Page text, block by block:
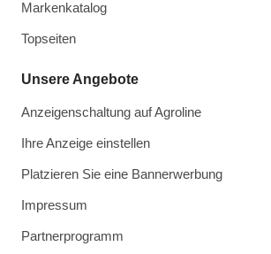
Markenkatalog
Topseiten
Unsere Angebote
Anzeigenschaltung auf Agroline
Ihre Anzeige einstellen
Platzieren Sie eine Bannerwerbung
Impressum
Partnerprogramm